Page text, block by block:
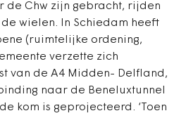
de Chw zijn gebracht, rijden
wielen. In Schiedam heeft
(ruimtelijke ordening,
verzette zich
van de A4 Midden- Delfland,
naar de Beneluxtunnel
kom is geprojecteerd. ‘Toen